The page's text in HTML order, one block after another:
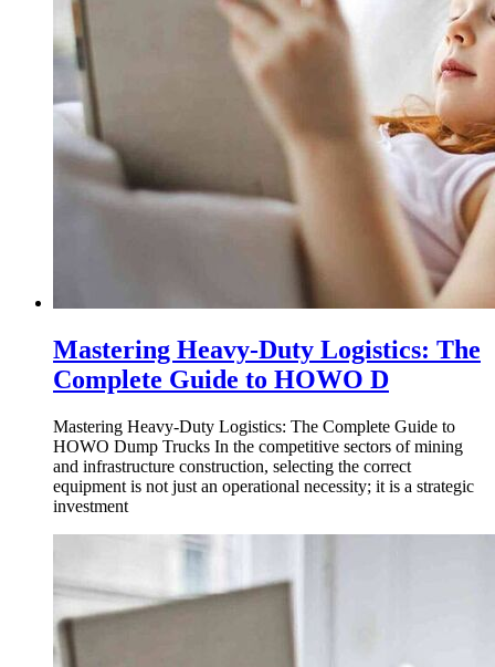
Mastering Heavy-Duty Logistics: The
Complete Guide to HOWO D
Mastering Heavy-Duty Logistics: The Complete Guide to
HOWO Dump Trucks In the competitive sectors of mining
and infrastructure construction, selecting the correct
equipment is not just an operational necessity; it is a strategic
investment